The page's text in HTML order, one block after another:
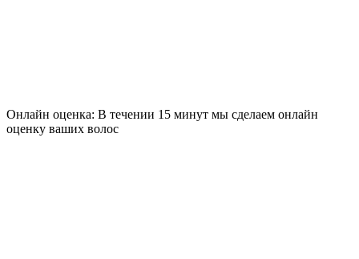
Онлайн оценка: В течении 15 минут мы сделаем онлайн
оценку ваших волос